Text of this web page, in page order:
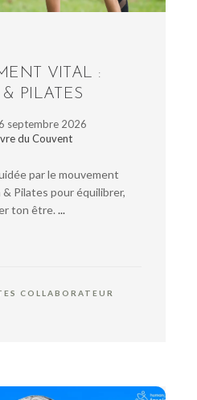
VITAL :
PILATES
septembre 2026
du Couvent
par le mouvement
Pilates pour équilibrer,
ton être. ...
COLLABORATEUR